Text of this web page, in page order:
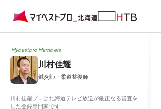
Mybestpro Members
川村佳耀
鍼灸師・柔道整復師
川村佳耀プロは北海道テレビ放送が厳正なる審査を
した登録専門家です